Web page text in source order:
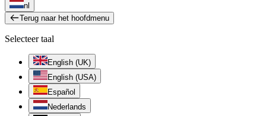
nl
Terug naar het hoofdmenu
Selecteer taal
English (UK)
English (USA)
Español
Nederlands